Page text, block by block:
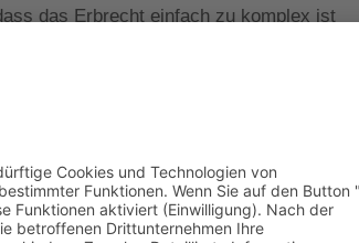
das Erbrecht einfach zu komplex ist
keinen Chatbot. Es geht auch nicht
dahinter. Fachlich bin ich immer
im Erbrecht, einen
Am Anfang habe ich Freunde
und so kamen immer mehr
mich auf Rechtsberatung rund um